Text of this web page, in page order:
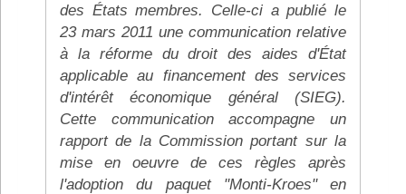
des États membres. Celle-ci a publié le
23 mars 2011 une communication relative
à la réforme du droit des aides d'État
applicable au financement des services
d'intérêt économique général (SIEG).
Cette communication accompagne un
rapport de la Commission portant sur la
mise en oeuvre de ces règles après
l'adoption du paquet "Monti-Kroes" en